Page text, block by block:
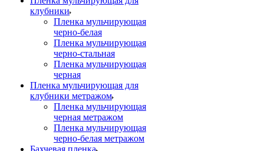
клубники
Пленка мульчирующая
черно-белая
Пленка мульчирующая
черно-стальная
Пленка мульчирующая
черная
Пленка мульчирующая для
клубники метражом
Пленка мульчирующая
черная метражом
Пленка мульчирующая
черно-белая метражом
Бахчевая пленка